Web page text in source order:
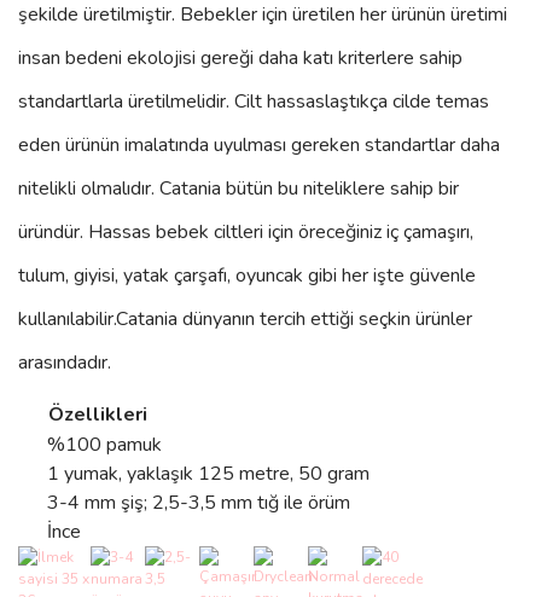
şekilde üretilmiştir. Bebekler için üretilen her ürünün üretimi
insan bedeni ekolojisi gereği daha katı kriterlere sahip
standartlarla üretilmelidir. Cilt hassaslaştıkça cilde temas
eden ürünün imalatında uyulması gereken standartlar daha
nitelikli olmalıdır. Catania bütün bu niteliklere sahip bir
üründür. Hassas bebek ciltleri için öreceğiniz iç çamaşırı,
tulum, giyisi, yatak çarşafı, oyuncak gibi her işte güvenle
kullanılabilir.Catania dünyanın tercih ettiği seçkin ürünler
arasındadır.
Özellikleri
%100 pamuk
1 yumak, yaklaşık 125 metre, 50 gram
3-4 mm şiş; 2,5-3,5 mm tığ ile örüm
İnce